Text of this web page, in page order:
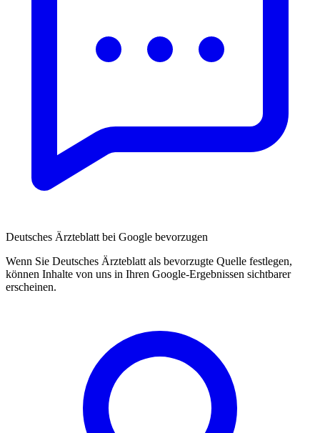
Deutsches Ärzteblatt bei Google bevorzugen
Wenn Sie Deutsches Ärzteblatt als bevorzugte Quelle festlegen,
können Inhalte von uns in Ihren Google-Ergebnissen sichtbarer
erscheinen.